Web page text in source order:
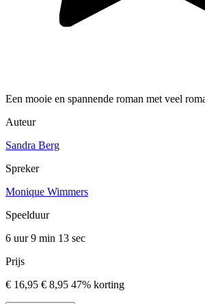
Een mooie en spannende roman met veel
Auteur
Sandra Berg
Spreker
Monique Wimmers
Speelduur
6 uur 9 min 13 sec
Prijs
€ 16,95 € 8,95 47% korting